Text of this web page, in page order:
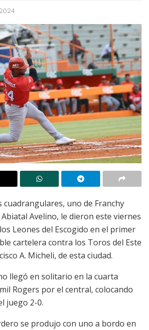
cuadrangulares, uno de Franchy
Avelino, le dieron este viernes
Leones del Escogido en el primer
cartelera contra los Toros del Este
A. Micheli, de esta ciudad.
llegó en solitario en la cuarta
Rogers por el central, colocando
juego 2-0.
se produjo con uno a bordo en